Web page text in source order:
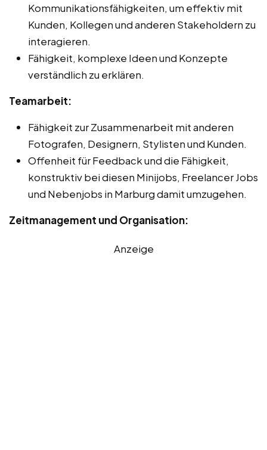
Kommunikationsfähigkeiten, um effektiv mit
Kunden, Kollegen und anderen Stakeholdern zu
interagieren.
Fähigkeit, komplexe Ideen und Konzepte
verständlich zu erklären.
Teamarbeit:
Fähigkeit zur Zusammenarbeit mit anderen
Fotografen, Designern, Stylisten und Kunden.
Offenheit für Feedback und die Fähigkeit,
konstruktiv bei diesen Minijobs, Freelancer Jobs
und Nebenjobs in Marburg damit umzugehen.
Zeitmanagement und Organisation:
Anzeige